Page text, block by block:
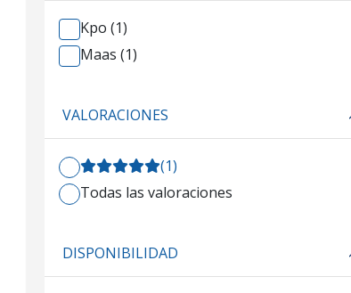
Kpo (1)
Maas (1)
VALORACIONES
(1)
Todas las valoraciones
DISPONIBILIDAD